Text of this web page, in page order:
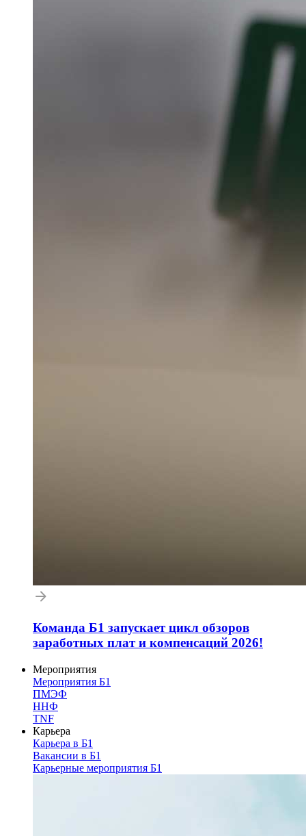
Команда Б1 запускает цикл обзоров
заработных плат и компенсаций 2026!
Мероприятия
Мероприятия Б1
ПМЭФ
ННФ
TNF
Карьера
Карьера в Б1
Вакансии в Б1
Карьерные мероприятия Б1